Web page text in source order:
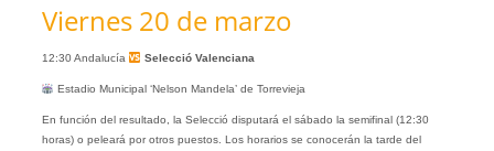
Viernes 20 de marzo
12:30 Andalucía Selecció Valenciana
Estadio Municipal ‘Nelson Mandela’ de Torrevieja
En función del resultado, la Selecció disputará el sábado la semifinal (12:30
horas) o peleará por otros puestos. Los horarios se conocerán la tarde del